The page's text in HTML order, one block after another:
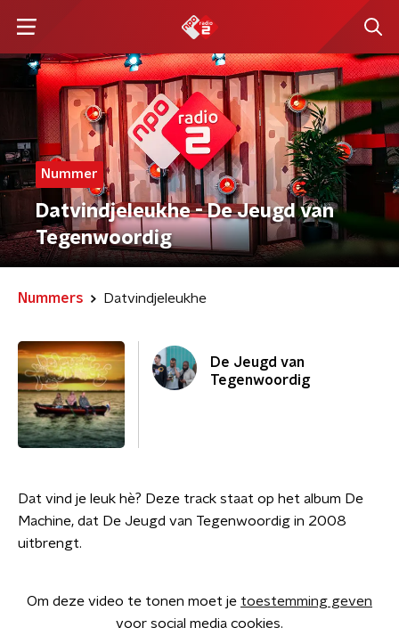
Nummer
Datvindjeleukhe - De Jeugd van
Tegenwoordig
Nummers Datvindjeleukhe
De Jeugd van
Tegenwoordig
Dat vind je leuk hè? Deze track staat op het album De
Machine, dat De Jeugd van Tegenwoordig in 2008
uitbrengt.
Om deze video te tonen moet je toestemming geven
voor social media cookies.